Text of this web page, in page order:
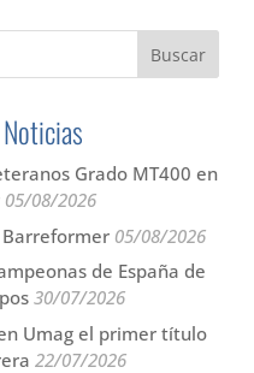
Grado MT400 en
05/08/2026
05/08/2026
de España de
30/07/2026
Umag el primer título
22/07/2026